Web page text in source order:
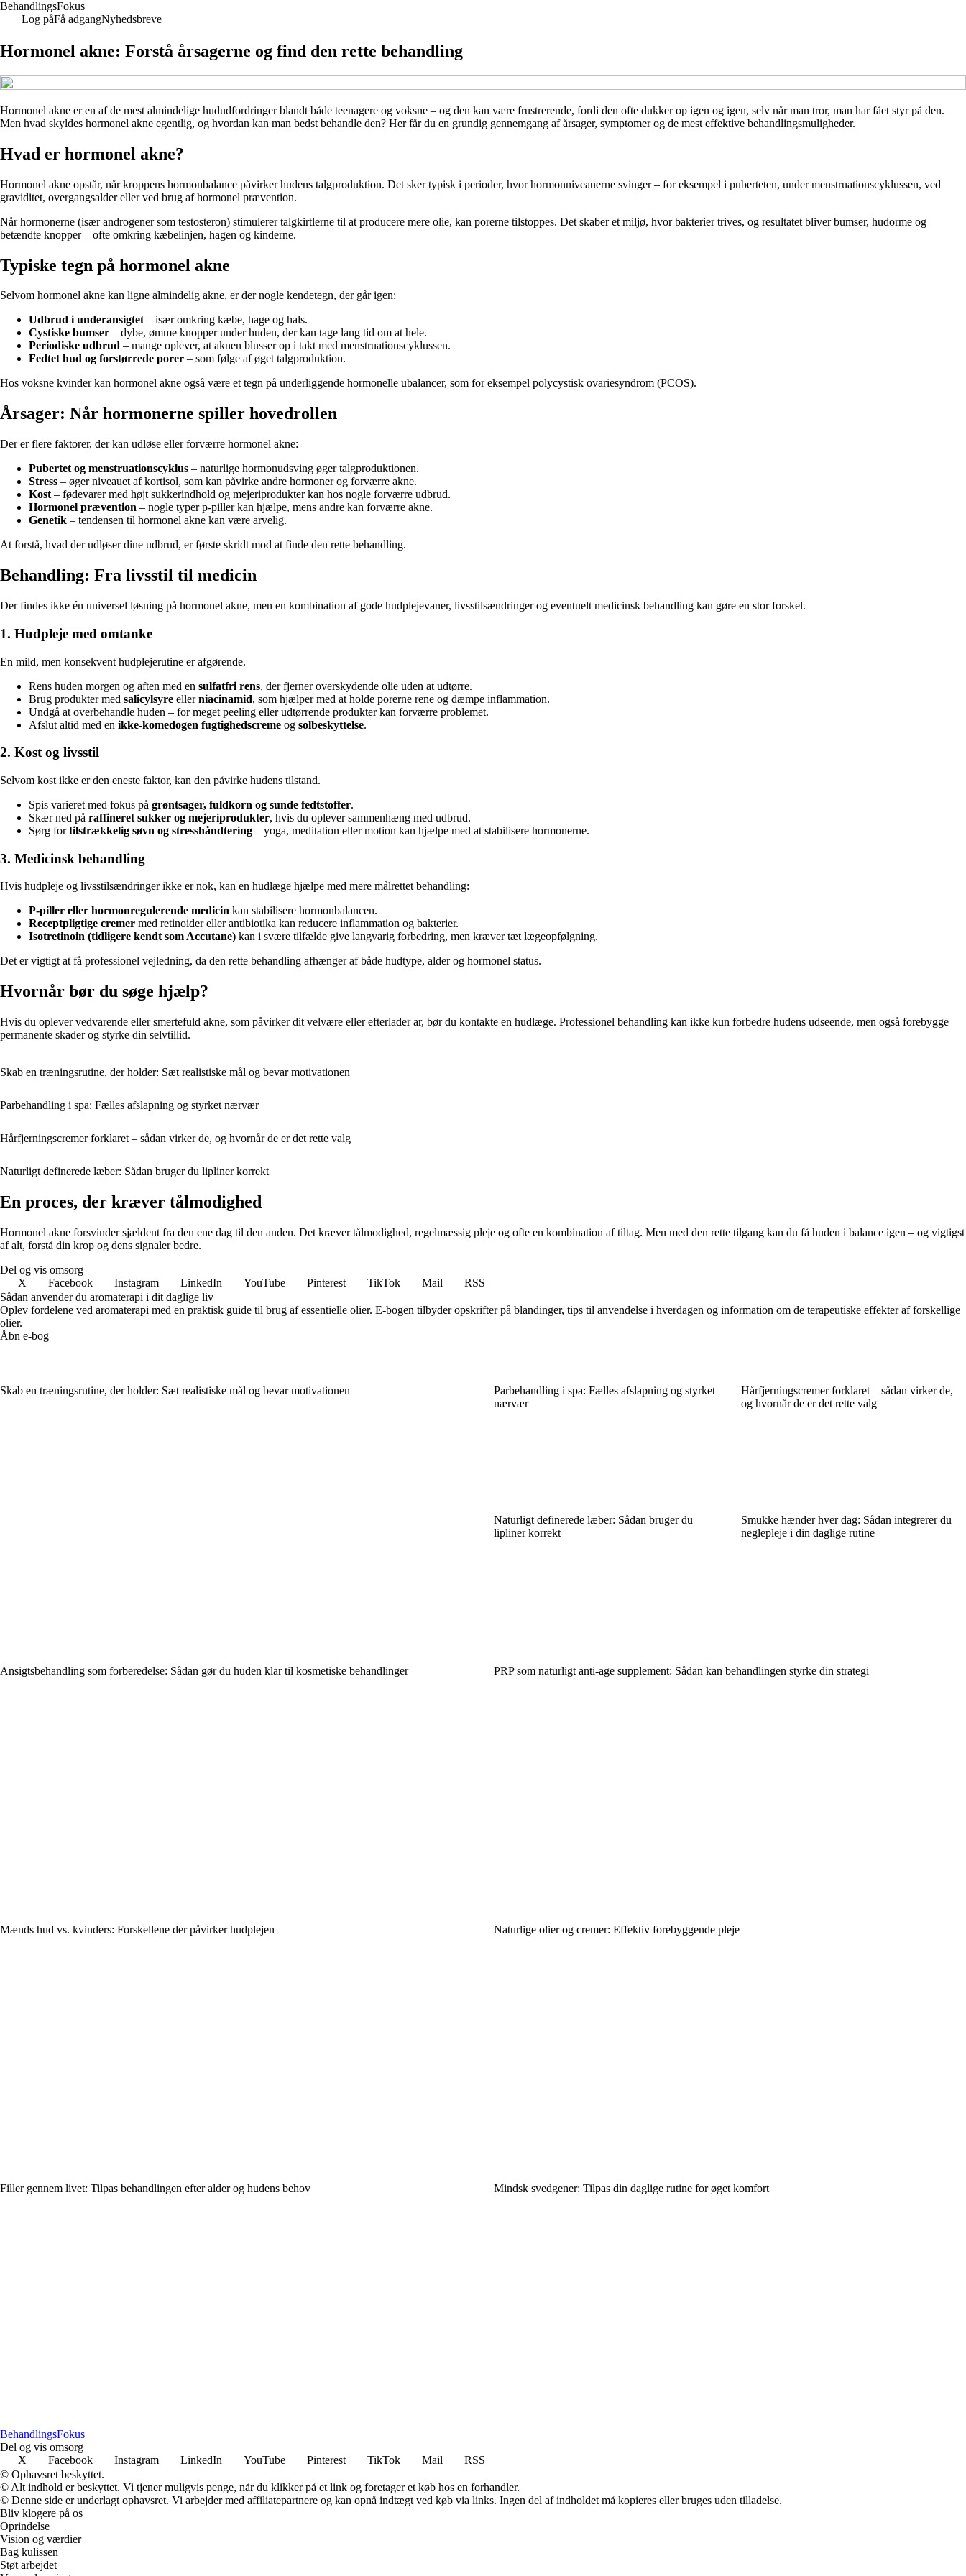
BehandlingsFokus
Log påFå adgangNyhedsbreve
Hormonel akne: Forstå årsagerne og find den rette behandling
Hormonel akne er en af de mest almindelige hududfordringer blandt både teenagere og voksne – og den kan være frustrerende, fordi den ofte dukker op igen og igen, selv når man tror, man har fået styr på den.
Men hvad skyldes hormonel akne egentlig, og hvordan kan man bedst behandle den? Her får du en grundig gennemgang af årsager, symptomer og de mest effektive behandlingsmuligheder.
Hvad er hormonel akne?
Hormonel akne opstår, når kroppens hormonbalance påvirker hudens talgproduktion. Det sker typisk i perioder, hvor hormonniveauerne svinger – for eksempel i puberteten, under menstruationscyklussen, ved
graviditet, overgangsalder eller ved brug af hormonel prævention.
Når hormonerne (især androgener som testosteron) stimulerer talgkirtlerne til at producere mere olie, kan porerne tilstoppes. Det skaber et miljø, hvor bakterier trives, og resultatet bliver bumser, hudorme og
betændte knopper – ofte omkring kæbelinjen, hagen og kinderne.
Typiske tegn på hormonel akne
Selvom hormonel akne kan ligne almindelig akne, er der nogle kendetegn, der går igen:
Udbrud i underansigtet– især omkring kæbe, hage og hals.
Cystiske bumser – dybe, ømme knopper under huden, der kan tage lang tid om at hele.
Periodiske udbrud – mange oplever, at aknen blusser op i takt med menstruationscyklussen.
Fedtet hud og forstørrede porer – som følge af øget talgproduktion.
Hos voksne kvinder kan hormonel akne også være et tegn på underliggende hormonelle ubalancer, som for eksempel polycystisk ovariesyndrom (PCOS).
Årsager: Når hormonerne spiller hovedrollen
Der er flere faktorer, der kan udløse eller forværre hormonel akne:
Pubertet og menstruationscyklus – naturlige hormonudsving øger talgproduktionen.
Stress – øger niveauet af kortisol, som kan påvirke andre hormoner og forværre akne.
Kost – fødevarer med højt sukkerindhold og mejeriprodukter kan hos nogle forværre udbrud.
Hormonel prævention – nogle typer p-piller kan hjælpe, mens andre kan forværre akne.
Genetik – tendensen til hormonel akne kan være arvelig.
At forstå, hvad der udløser dine udbrud, er første skridt mod at finde den rette behandling.
Behandling: Fra livsstil til medicin
Der findes ikke én universel løsning på hormonel akne, men en kombination af gode hudplejevaner, livsstilsændringer og eventuelt medicinsk behandling kan gøre en stor forskel.
1. Hudpleje med omtanke
En mild, men konsekvent hudplejerutine er afgørende.
Rens huden morgen og aften med en sulfatfri rens, der fjerner overskydende olie uden at udtørre.
Brug produkter med salicylsyre ellerniacinamid, som hjælper med at holde porerne rene og dæmpe inflammation.
Undgå at overbehandle huden – for meget peeling eller udtørrende produkter kan forværre problemet.
Afslut altid med en ikke-komedogen fugtighedscreme og solbeskyttelse.
2. Kost og livsstil
Selvom kost ikke er den eneste faktor, kan den påvirke hudens tilstand.
Spis varieret med fokus på grøntsager, fuldkorn og sunde fedtstoffer.
Skær ned på raffineret sukker og mejeriprodukter, hvis du oplever sammenhæng med udbrud.
Sørg fortilstrækkelig søvn og stresshåndtering – yoga, meditation eller motion kan hjælpe med at stabilisere hormonerne.
3. Medicinsk behandling
Hvis hudpleje og livsstilsændringer ikke er nok, kan en hudlæge hjælpe med mere målrettet behandling:
P-piller eller hormonregulerende medicin kan stabilisere hormonbalancen.
Receptpligtige cremer med retinoider eller antibiotika kan reducere inflammation og bakterier.
Isotretinoin (tidligere kendt som Accutane) kan i svære tilfælde give langvarig forbedring, men kræver tæt lægeopfølgning.
Det er vigtigt at få professionel vejledning, da den rette behandling afhænger af både hudtype, alder og hormonel status.
Hvornår bør du søge hjælp?
Hvis du oplever vedvarende eller smertefuld akne, som påvirker dit velvære eller efterlader ar, bør du kontakte en hudlæge. Professionel behandling kan ikke kun forbedre hudens udseende, men også forebygge
permanente skader og styrke din selvtillid.
Skab en træningsrutine, der holder: Sæt realistiske mål og bevar motivationen
Parbehandling i spa: Fælles afslapning og styrket nærvær
Hårfjerningscremer forklaret – sådan virker de, og hvornår de er det rette valg
Naturligt definerede læber: Sådan bruger du lipliner korrekt
En proces, der kræver tålmodighed
Hormonel akne forsvinder sjældent fra den ene dag til den anden. Det kræver tålmodighed, regelmæssig pleje og ofte en kombination af tiltag. Men med den rette tilgang kan du få huden i balance igen – og vigtigst
af alt, forstå din krop og dens signaler bedre.
Del og vis omsorg
X
Facebook Instagram LinkedIn YouTube Pinterest TikTok Mail
RSS
Sådan anvender du aromaterapi i dit daglige liv
Oplev fordelene ved aromaterapi med en praktisk guide til brug af essentielle olier. E-bogen tilbyder opskrifter på blandinger, tips til anvendelse i hverdagen og information om de terapeutiske effekter af forskellige
olier.
Åbn e-bog
Skab en træningsrutine, der holder: Sæt realistiske mål og bevar motivationen
Parbehandling i spa: Fælles afslapning og styrket
nærvær
Hårfjerningscremer forklaret – sådan virker de,
og hvornår de er det rette valg
Naturligt definerede læber: Sådan bruger du
lipliner korrekt
Smukke hænder hver dag: Sådan integrerer du
neglepleje i din daglige rutine
Ansigtsbehandling som forberedelse: Sådan gør du huden klar til kosmetiske behandlinger PRP som naturligt anti-age supplement: Sådan kan behandlingen styrke din strategi
Mænds hud vs. kvinders: Forskellene der påvirker hudplejen Naturlige olier og cremer: Effektiv forebyggende pleje
Filler gennem livet: Tilpas behandlingen efter alder og hudens behov Mindsk svedgener: Tilpas din daglige rutine for øget komfort
BehandlingsFokus
Del og vis omsorg
X
Facebook Instagram LinkedIn YouTube Pinterest TikTok Mail
RSS
© Ophavsret beskyttet.
© Alt indhold er beskyttet. Vi tjener muligvis penge, når du klikker på et link og foretager et køb hos en forhandler.
© Denne side er underlagt ophavsret. Vi arbejder med affiliatepartnere og kan opnå indtægt ved køb via links. Ingen del af indholdet må kopieres eller bruges uden tilladelse.
Bliv klogere på os
Oprindelse
Vision og værdier
Bag kulissen
Støt arbejdet